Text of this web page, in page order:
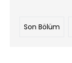
Son Bölüm